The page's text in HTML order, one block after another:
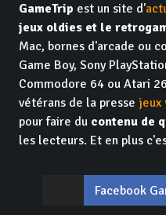
GameTrip est un site d'
jeux oldies et le
Mac, bornes d'arcade ou
Game Boy, Sony
Commodore 64 ou Atari
vétérans de la presse jeux
pour faire du contenu de
les lecteurs. Et en plus
Facebook